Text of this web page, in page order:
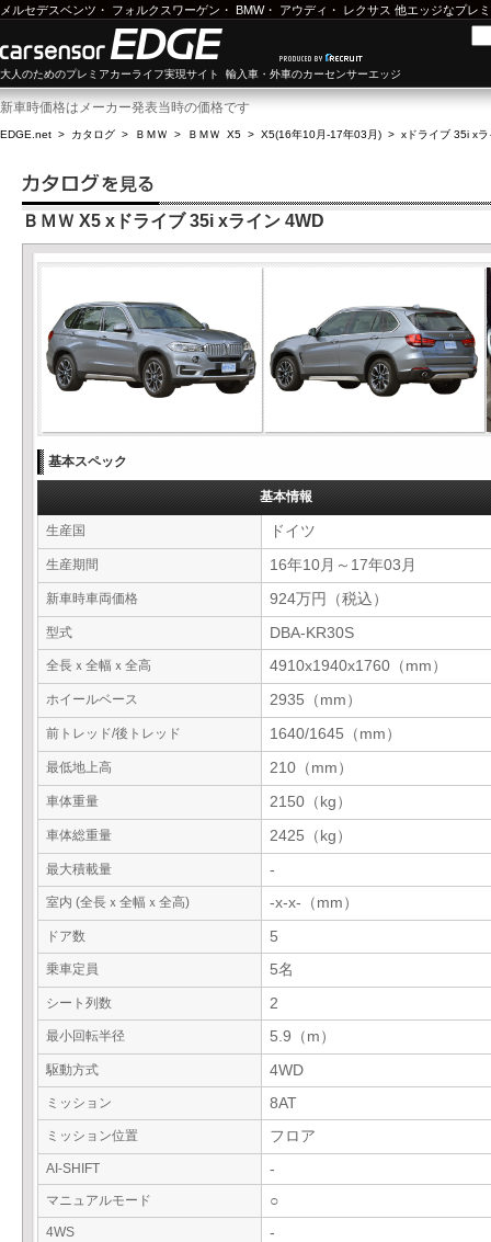
メルセデスベンツ ・ フォルクスワーゲン ・ BMW・ アウディ ・ レクサス 他エッジなプレ
大人のためのプレミアカーライフ実現サイト 輸入車・外車のカーセンサーエッジ
新車時価格はメーカー発表当時の価格です
EDGE.net > カタログ > ＢＭＷ > ＢＭＷ X5 > X5(16年10月-17年03月) > xドライブ 35i xラ
ＢＭＷ X5 xドライブ 35i xライン 4WD
基本スペック
基本情報
生産国 ドイツ
生産期間 16年10月～17年03月
新車時車両価格 924万円（税込）
型式 DBA-KR30S
全長ｘ全幅ｘ全高 4910x1940x1760（mm）
ホイールベース 2935（mm）
前トレッド/後トレッド 1640/1645（mm）
最低地上高 210（mm）
車体重量 2150（kg）
車体総重量 2425（kg）
最大積載量 -
室内 (全長ｘ全幅ｘ全高) -x-x-（mm）
ドア数 5
乗車定員 5名
シート列数 2
最小回転半径 5.9（m）
駆動方式 4WD
ミッション 8AT
ミッション位置 フロア
AI-SHIFT -
マニュアルモード ○
4WS -